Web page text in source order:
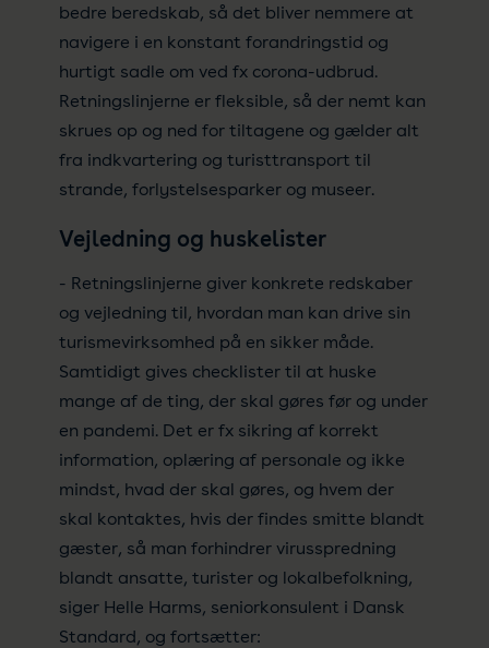
bedre beredskab, så det bliver nemmere at
navigere i en konstant forandringstid og
hurtigt sadle om ved fx corona-udbrud.
Retningslinjerne er fleksible, så der nemt kan
skrues op og ned for tiltagene og gælder alt
fra indkvartering og turisttransport til
strande, forlystelsesparker og museer.
Vejledning og huskelister
- Retningslinjerne giver konkrete redskaber
og vejledning til, hvordan man kan drive sin
turismevirksomhed på en sikker måde.
Samtidigt gives checklister til at huske
mange af de ting, der skal gøres før og under
en pandemi. Det er fx sikring af korrekt
information, oplæring af personale og ikke
mindst, hvad der skal gøres, og hvem der
skal kontaktes, hvis der findes smitte blandt
gæster, så man forhindrer virusspredning
blandt ansatte, turister og lokalbefolkning,
siger Helle Harms, seniorkonsulent i Dansk
Standard, og fortsætter: